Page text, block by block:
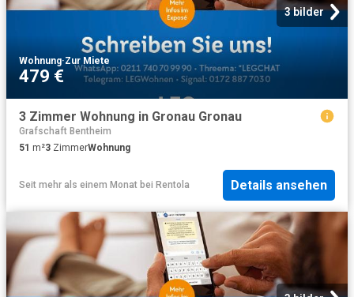
3 bilder
Wohnung·Zur Miete
479 €
3 Zimmer Wohnung in Gronau Gronau
Grafschaft Bentheim
51 m²3 ZimmerWohnung
Seit mehr als einem Monat bei Rentola Details ansehen